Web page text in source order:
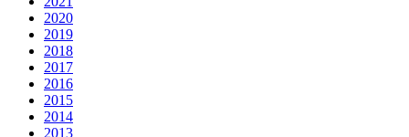
2020
2019
2018
2017
2016
2015
2014
2013